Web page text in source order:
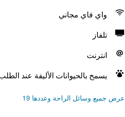
واي فاي مجاني
تلفاز
انترنت
يسمح بالحيوانات الأليفة عند
عرض جميع وسائل الراحة وعددها 19